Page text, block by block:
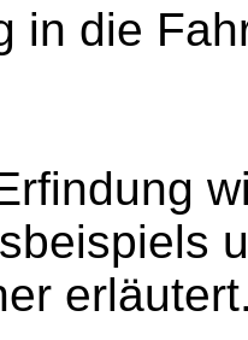
in die